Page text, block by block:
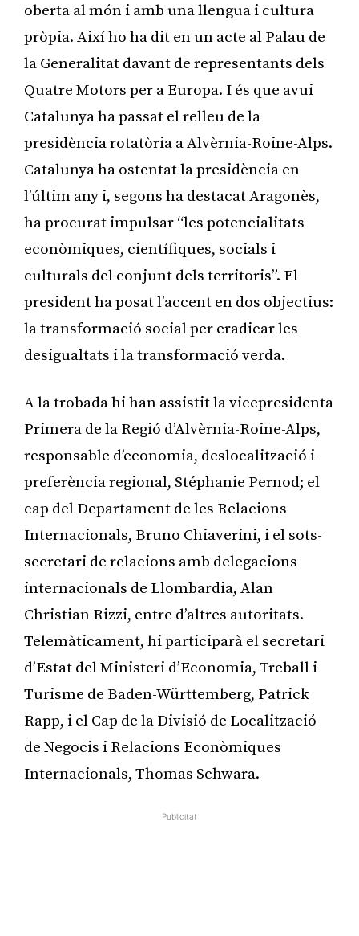
oberta al món i amb una llengua i cultura
pròpia. Així ho ha dit en un acte al Palau de
la Generalitat davant de representants dels
Quatre Motors per a Europa. I és que avui
Catalunya ha passat el relleu de la
presidència rotatòria a Alvèrnia-Roine-Alps.
Catalunya ha ostentat la presidència en
l’últim any i, segons ha destacat Aragonès,
ha procurat impulsar “les potencialitats
econòmiques, científiques, socials i
culturals del conjunt dels territoris”. El
president ha posat l’accent en dos objectius:
la transformació social per eradicar les
desigualtats i la transformació verda.
A la trobada hi han assistit la vicepresidenta
Primera de la Regió d’Alvèrnia-Roine-Alps,
responsable d’economia, deslocalització i
preferència regional, Stéphanie Pernod; el
cap del Departament de les Relacions
Internacionals, Bruno Chiaverini, i el sots-
secretari de relacions amb delegacions
internacionals de Llombardia, Alan
Christian Rizzi, entre d’altres autoritats.
Telemàticament, hi participarà el secretari
d’Estat del Ministeri d’Economia, Treball i
Turisme de Baden-Württemberg, Patrick
Rapp, i el Cap de la Divisió de Localització
de Negocis i Relacions Econòmiques
Internacionals, Thomas Schwara.
Publicitat